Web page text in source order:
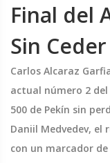
Final del
Sin
Carlos Alcaraz
actual número 2
500 de Pekín sin
Daniil Medvedev, el
con un marcador